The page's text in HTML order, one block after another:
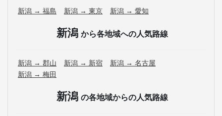
新潟 → 福島 新潟 → 東京 新潟 → 愛知
新潟 から各地域への人気路線
新潟 → 郡山 新潟 → 新宿
新潟 → 名古屋
新潟 → 梅田
新潟 の各地域からの人気路線